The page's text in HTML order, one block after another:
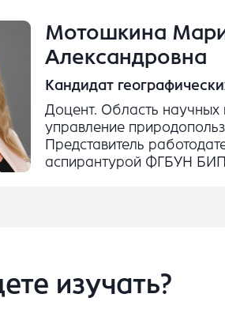
Мотошкина
Александровна
Кандидат
Доцент. Область научных
управление
Представитель
аспирантурой ФГБУН
изучать?